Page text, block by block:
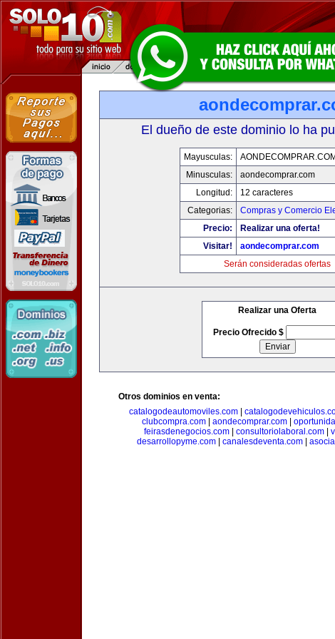
El dueño de este dominio lo ha
Mayusculas:
AONDECOMPRAR.COM
Minusculas:
aondecomprar.com
Longitud:
12 caracteres
Categorias:
Compras y Comercio
Precio:
Realizar una oferta!
Visitar!
aondecomprar.com
Serán consideradas ofertas
Realizar una Oferta
Precio Ofrecido $
Otros dominios en venta:
catalogodeautomoviles.com
clubcompra.com
aondecomprar.com
feirasdenegocios.com| consultoriolaboral.com|
desarrollopyme.com| canalesdeventa.com|